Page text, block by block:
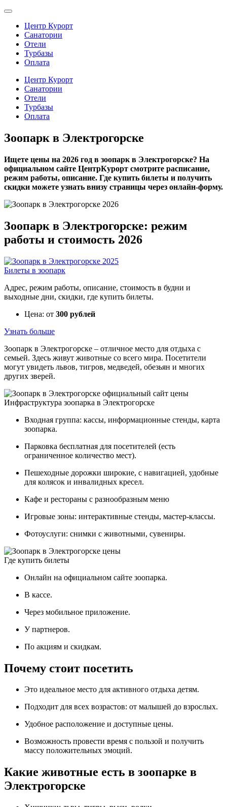
Центр Курорт
Санатории
Отели
Турбазы
Оплата
Центр Курорт
Санатории
Отели
Турбазы
Оплата
Зоопарк в Электрогорске
Ищете цены на 2026 год в зоопарк в Электрогорске? На
официальном сайте ЦентрКурорт смотрите расписание,
режим работы, описание. Где купить билеты и получить
скидки можете узнать внизу страницы через онлайн-форму.
Зоопарк в Электрогорске: режим
работы и стоимость 2026
Билеты в зоопарк
Адрес, режим работы, описание, стоимость в будни и
выходные дни, скидки, где купить билеты.
Цена: от 300 рублей
Узнать больше
Зоопарк в Электрогорске – отличное место для отдыха с
семьей. Здесь живут животные со всего мира. Посетители
могут увидеть львов, тигров, медведей, обезьян и многих
других зверей.
Инфраструктура зоопарка в Электрогорске
Входная группа: кассы, информационные стенды, карта
зоопарка.
Парковка бесплатная для посетителей (есть
ограниченное количество мест).
Пешеходные дорожки широкие, с навигацией, удобные
для колясок и инвалидных кресел.
Кафе и рестораны с разнообразным меню
Игровые зоны: интерактивные стенды, мастер-классы.
Фотоуслуги: снимки с животными, сувениры.
Где купить билеты
Онлайн на официальном сайте зоопарка.
В кассе.
Через мобильное приложение.
У партнеров.
По акциям и скидкам.
Почему стоит посетить
Это идеальное место для активного отдыха детям.
Подходит для всех возрастов: от малышей до взрослых.
Удобное расположение и доступные цены.
Возможность провести время с пользой и получить
массу положительных эмоций.
Какие животные есть в зоопарке в
Электрогорске